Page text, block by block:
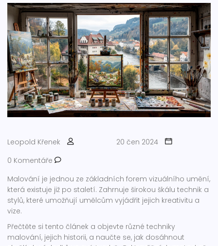
Leopold Křenek
20 čen 2024
0 Komentáře
Malování je jednou ze základních forem vizuálního umění,
která existuje již po staletí. Zahrnuje širokou škálu technik a
stylů, které umožňují umělcům vyjádřit jejich kreativitu a
vize.
Přečtěte si tento článek a objevte různé techniky
malování, jejich historii, a naučte se, jak dosáhnout